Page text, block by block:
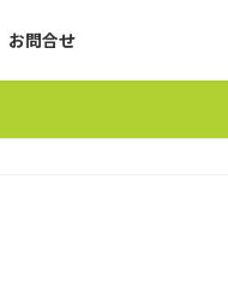
お問合せ